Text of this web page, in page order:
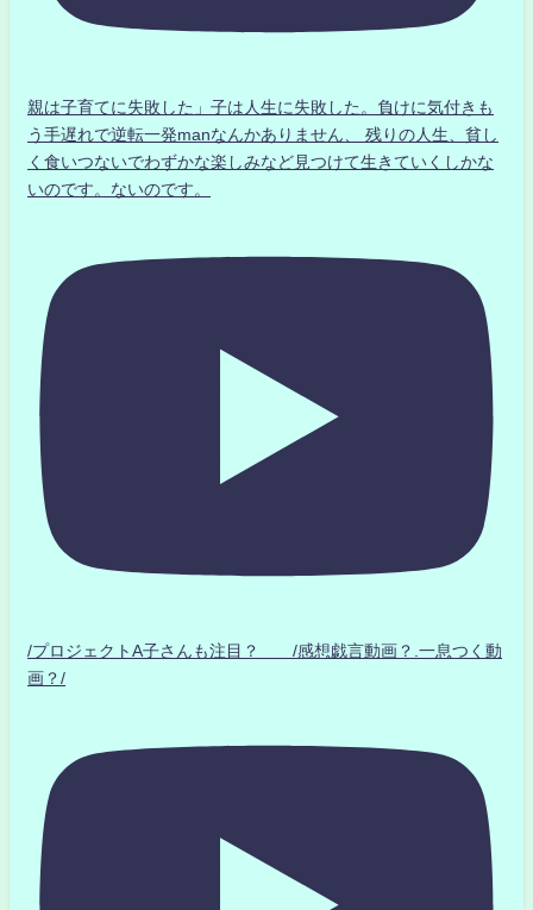
親は子育てに失敗した」子は人生に失敗した。負けに気付きも
う手遅れで逆転一発manなんかありません、 残りの人生、貧し
く食いつないでわずかな楽しみなど見つけて生きていくしかな
いのです。ないのです。
/プロジェクトA子さんも注目？ /感想戯言動画？.一息つく動
画？/